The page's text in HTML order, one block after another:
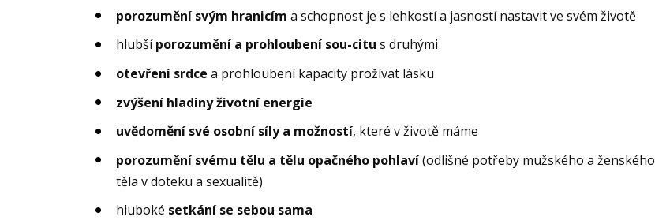
porozumění svým hranicím a schopnost je s lehkostí a jasností nastavit ve svém životě
hlubšíporozumění a prohloubení sou-citu s druhými
otevření srdce a prohloubení kapacity prožívat lásku
zvýšení hladiny životní energie
uvědomění své osobní síly a možností, které v životě máme
porozumění svému tělu a tělu opačného pohlaví(odlišné potřeby mužského a ženského
těla v doteku a sexualitě)
hluboké setkání se sebou sama